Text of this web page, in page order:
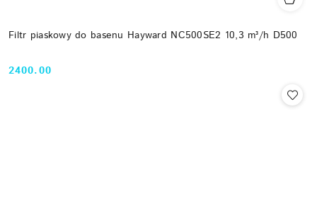
Filtr piaskowy do basenu Hayward NC500SE2 10,3 m³/h D500
Cena:
2400.00